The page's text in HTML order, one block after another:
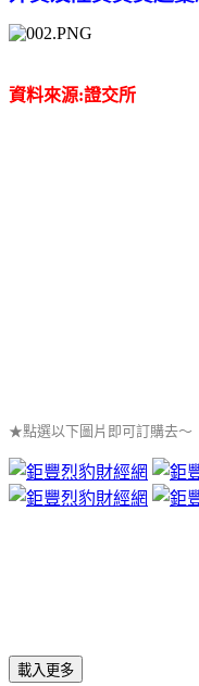
資料來源:證交所
★點選以下圖片即可訂購去～
載入更多